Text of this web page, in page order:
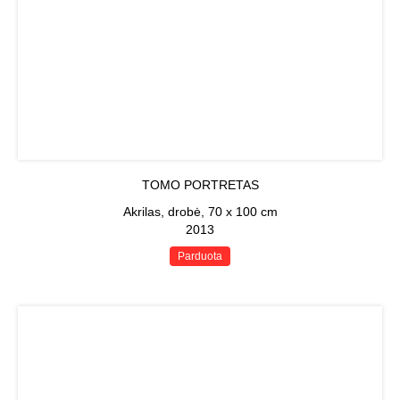
TOMO PORTRETAS
Akrilas, drobė, 70 x 100 cm
2013
Parduota